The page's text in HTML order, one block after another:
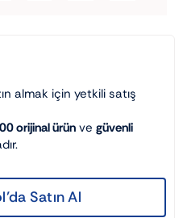
almak için yetkili satış
orijinal ürünve güvenli
Satın Al